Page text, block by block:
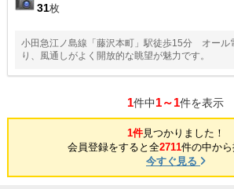
31枚
小田急江ノ島線「藤沢本町」駅徒歩15分 オー
り、風通しがよく開放的な眺望が魅力です。
1件中1～1件を表示
1件見つかりました！
会員登録をすると全2711件の中から
今すぐ見る